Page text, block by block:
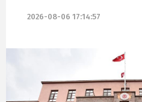
2026-08-06 17:14:57